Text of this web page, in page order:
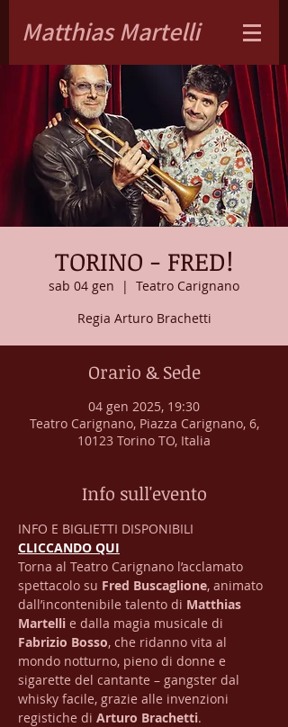
Matthias Martelli
TORINO - FRED!
sab 04 gen
  |
Teatro Carignano
Regia Arturo Brachetti
Orario & Sede
04 gen 2025, 19:30
Teatro Carignano, Piazza Carignano, 6,
10123 Torino TO, Italia
Info sull'evento
INFO E BIGLIETTI DISPONIBILI
CLICCANDO QUI
Torna al Teatro Carignano l’acclamato
spettacolo su Fred Buscaglione, animato
dall’incontenibile talento di Matthias
Martelli e dalla magia musicale di
Fabrizio Bosso, che ridanno vita al
mondo notturno, pieno di donne e
sigarette del cantante – gangster dal
whisky facile, grazie alle invenzioni
registiche di Arturo Brachetti.